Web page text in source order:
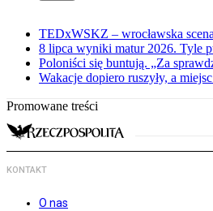
TEDxWSKZ – wrocławska
8 lipca wyniki matur 2026. Tyle
Poloniści się buntują. „Za
Wakacje dopiero ruszyły, a
Promowane treści
KONTAKT
O nas